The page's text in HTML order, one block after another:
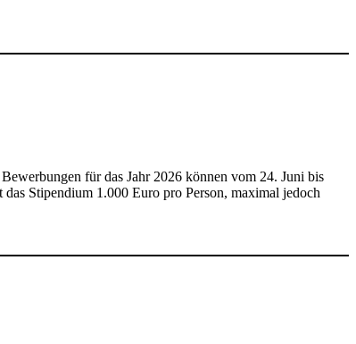
für das Jahr 2026 können vom 24. Juni bis
Stipendium 1.000 Euro pro Person, maximal jedoch